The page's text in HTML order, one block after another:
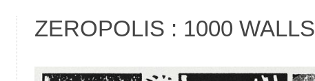
ZEROPOLIS : 1000 WALLS